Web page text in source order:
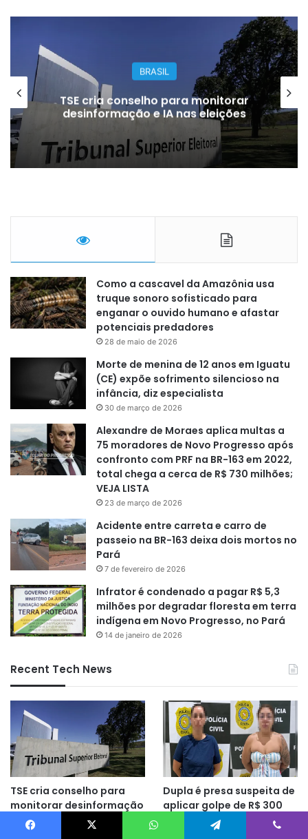
GERAL
Dupla é presa suspeita de aplicar
golpe de R$ 300 mil em
concessionária
Como a cascavel da Amazônia usa
truque sonoro sofisticado para
enganar o ouvido humano e afastar
potenciais predadores
28 de maio de 2026
Morte de menina de 12 anos em Iguatu
(CE) expõe sofrimento silencioso na
infância, diz especialista
30 de março de 2026
Alexandre de Moraes aplica multas a
75 moradores de Novo Progresso após
confronto com PRF na BR-163 em 2022,
total chega a cerca de R$ 730 milhões;
VEJA LISTA
23 de março de 2026
Acidente entre carreta e carro de
passeio na BR-163 deixa dois mortos no
Pará
7 de fevereiro de 2026
Infrator é condenado a pagar R$ 5,3
milhões por degradar floresta em terra
indígena em Novo Progresso, no Pará
14 de janeiro de 2026
Recent Tech News
TSE cria conselho para
monitorar desinformação
e IA nas eleições
Dupla é presa suspeita de
aplicar golpe de R$ 300
mil em concessionária